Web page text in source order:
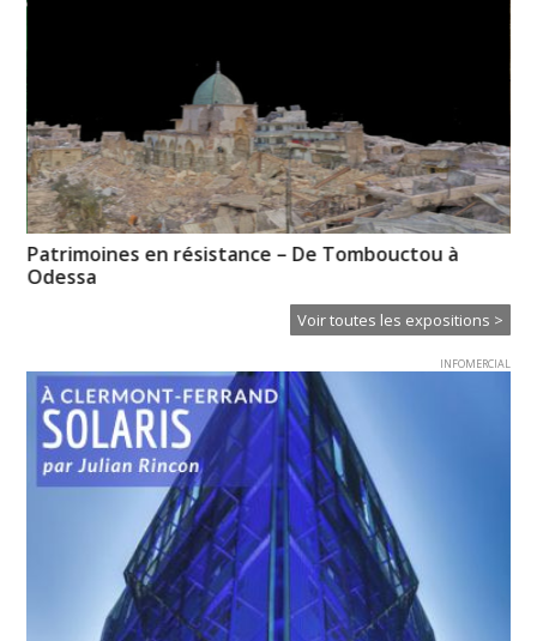
Patrimoines en résistance – De Tombouctou à
Odessa
Voir toutes les expositions >
INFOMERCIAL